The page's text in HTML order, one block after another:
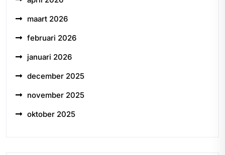
maart 2026
februari 2026
januari 2026
december 2025
november 2025
oktober 2025